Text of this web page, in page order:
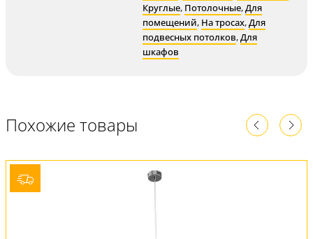
Круглые, Потолочные,Для
помещений, На тросах,Для
подвесных потолков,Для
шкафов
Похожие товары